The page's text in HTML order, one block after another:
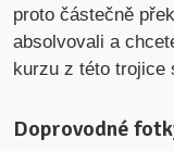
proto částečně
absolvovali a
kurzu z této trojice
Doprovodné